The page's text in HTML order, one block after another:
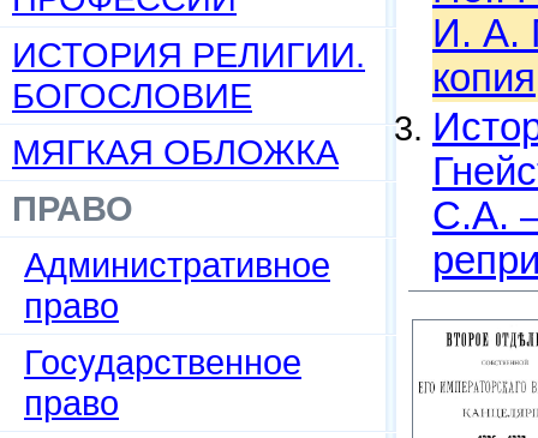
ИСТОРИЯ РЕЛИГИИ.
БОГОСЛОВИЕ
МЯГКАЯ ОБЛОЖКА
ПРАВО
Административное
право
Государственное
право
И. А.
копия
С.А.